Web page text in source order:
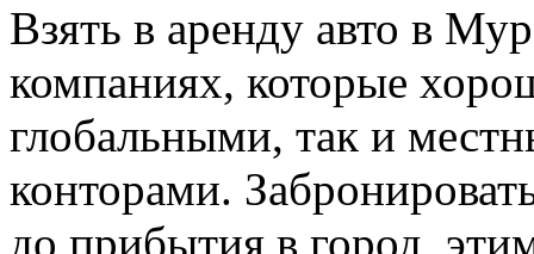
Взять в аренду авто в
компаниях, которые
глобальными, так и
конторами.
до прибытия в город,